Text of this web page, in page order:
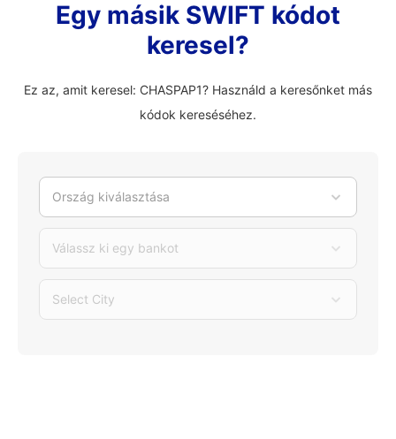
Egy másik SWIFT kódot
keresel?
Ez az, amit keresel: CHASPAP1? Használd a keresőnket más
kódok kereséséhez.
Ország kiválasztása
Válassz ki egy bankot
Select City